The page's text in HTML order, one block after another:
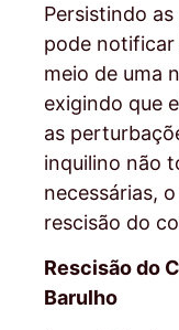
Persistindo
pode
meio de uma
exigindo que
as
inquilino não
necessárias,
rescisão do
Rescisão do
Barulho